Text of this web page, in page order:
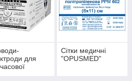
для
Сітки медичні
"OPUSMED"